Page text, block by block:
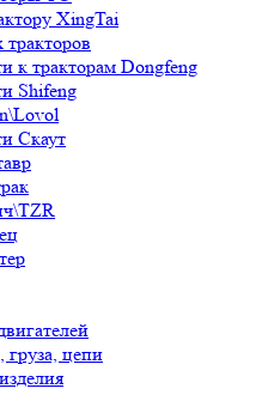
XingTai
к тракторам Dongfeng
Shifeng
Скаут
цепи